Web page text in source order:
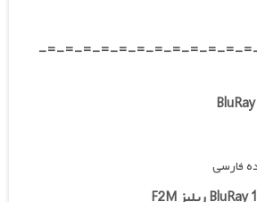
-=-=-=-=-=-=-=-=-=-=-=-
فارسی